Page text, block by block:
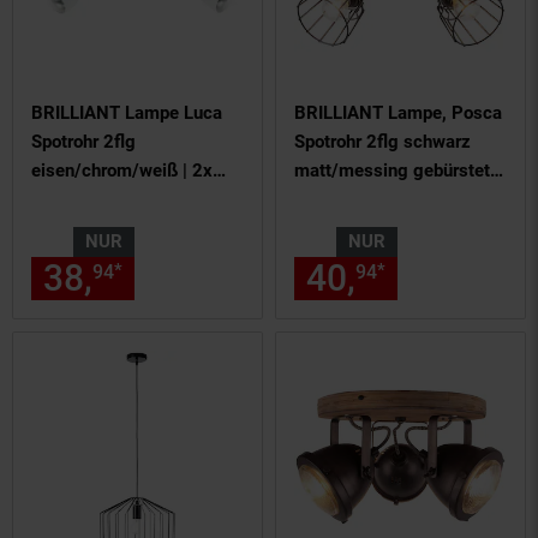
BRILLIANT Lampe Luca
Spotrohr 2flg
eisen/chrom/weiß | 2x
für Reflektorlampen (nicht
enthalten) | Köpfe
schwenkbar
NUR
38,94* € Sternchen
BRILLIANT Lampe, Posca
Spotrohr 2flg schwarz
matt/messing gebürstet,
40W,Tropfenlampen (nicht
enthalten)
NUR
40,94*